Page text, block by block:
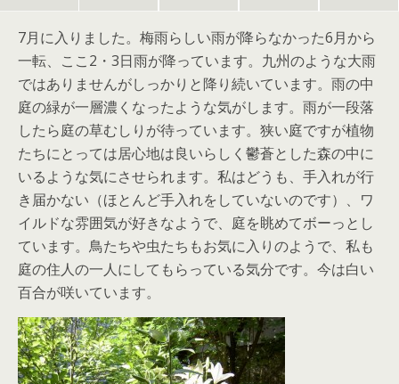
7月に入りました。梅雨らしい雨が降らなかった6月から
一転、ここ2・3日雨が降っています。九州のような大雨
ではありませんがしっかりと降り続いています。雨の中
庭の緑が一層濃くなったような気がします。雨が一段落
したら庭の草むしりが待っています。狭い庭ですが植物
たちにとっては居心地は良いらしく鬱蒼とした森の中に
いるような気にさせられます。私はどうも、手入れが行
き届かない（ほとんど手入れをしていないのです）、ワ
イルドな雰囲気が好きなようで、庭を眺めてボーっとし
ています。鳥たちや虫たちもお気に入りのようで、私も
庭の住人の一人にしてもらっている気分です。今は白い
百合が咲いています。